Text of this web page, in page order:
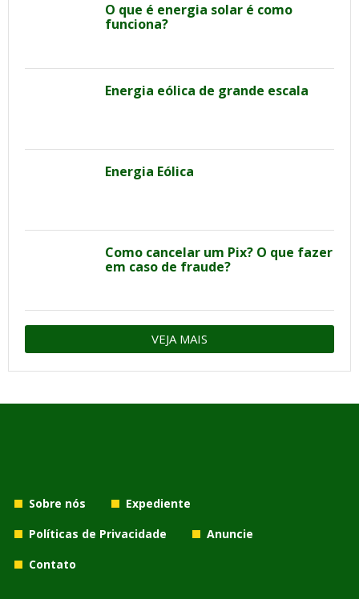
O que é energia solar é como
funciona?
Energia eólica de grande escala
Energia Eólica
Como cancelar um Pix? O que fazer
em caso de fraude?
VEJA MAIS
Sobre nós
Expediente
Políticas de Privacidade
Anuncie
Contato